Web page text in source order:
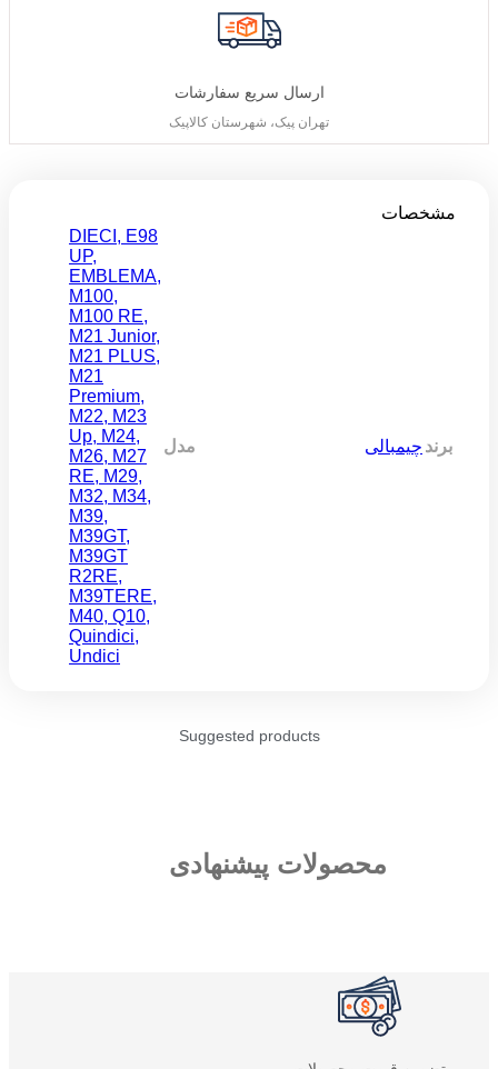
ارسال سریع سفارشات
تهران پیک، شهرستان کالاپیک
مشخصات
برند چیمبالی مدل
DIECI , E98
UP,
EMBLEMA,
M100,
M100 RE,
M21 Junior,
M21 PLUS,
M21
Premium,
M22, M23
Up, M24,
M26, M27
RE, M29,
M32, M34,
M39,
M39GT,
M39GT
R2RE,
M39TERE,
M40, Q10,
Quindici,
Undici
Suggested products
محصولات پیشنهادی